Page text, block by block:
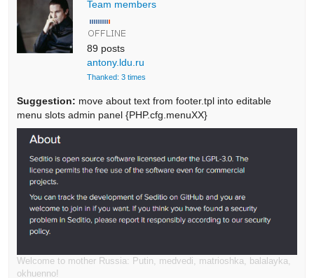
Team members
89 posts
antony.ldu.ru
Thanked: 3 times
Suggestion: move about text from footer.tpl into editable
menu slots admin panel {PHP.cfg.menuXX}
Welcome to mother Russia: Putin, medvedi, matrioshka, balalayka,
okhuenno!